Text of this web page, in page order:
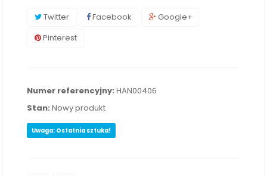
Twitter Facebook
Google+
Pinterest
Numer referencyjny: HAN00406
Stan: Nowy produkt
Uwaga: Ostatnia sztuka!